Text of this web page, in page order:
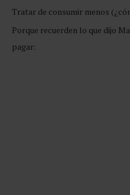
Tratar de consumir menos
Porque recuerden lo que dijo
pagar: